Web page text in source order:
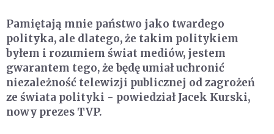
Pamiętają mnie państwo jako twardego
polityka, ale dlatego, że takim politykiem
byłem i rozumiem świat mediów, jestem
gwarantem tego, że będę umiał uchronić
niezależność telewizji publicznej od zagrożeń
ze świata polityki - powiedział Jacek Kurski,
nowy prezes TVP.